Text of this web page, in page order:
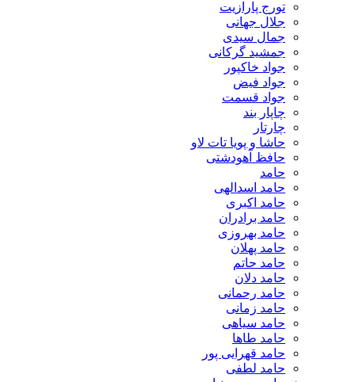
تورج پارازیت
جلال جهانی
جمال سیدی
جمشید گرکانی
جواد خاکپور
جواد فیض
جواد قسمت
چاپار بند
چارتار
حاشا و پویا تات لاو
حافظ آهودشتی
حامد
حامد اسدالهی
حامد اکبری
حامد برادران
حامد بهروزی
حامد پهلان
حامد حاتم
حامد دلان
حامد رحمانی
حامد زمانی
حامد سیاهی
حامد طاها
حامد قهرایی پور
حامد لطفی